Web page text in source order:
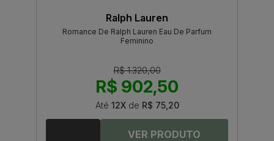
Ralph Lauren
Romance De Ralph Lauren Eau De Parfum
Feminino
R$ 1.320,00
R$ 902,50
Até 12Xde R$ 75,20